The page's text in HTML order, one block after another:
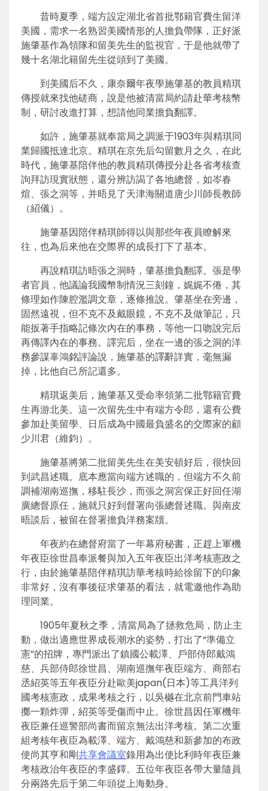
昔時夏季，端方設定湖北省首批鄂籍官費生留洋
美國，需求一名熟習美國情形的人擔負帶隊，正好派
施肇基作為領隊和留美先生的監視官，于是他就帶了
幾十名湖北籍留先生從頭到了美國。
到美國后不久，康奈爾年夜學施肇基的教員精琪
傳授就來找他磋商，說是他被清當局約請赴華考核幣
制，研討改進打算，想請他同業擔負翻譯。
如許，施肇基就奉當局之調派于1903年與精琪同
業歸國抵達北京。精琪在京先后勾留數月之久，在此
時代，施肇基陪伴他的教員精琪傳授分赴各省考核查
詢拜訪現實狀態，還分辨訪謁了各地總督，如岑春
煊、張之洞等，并晤見了天津海關道唐少川師長教師
（紹儀）。
施肇基因陪伴精琪師得以與那些年夜員瞭解來
往，也為后來他在交際界的成長打下了基本。
再說精琪訪晤張之洞時，肇基擔負翻譯。張是學
者官員，他議論我國幣制情況三刻鐘，娓娓不倦，其
條理如作陳腔濫調文章，逐條推說。肇基坐在旁邊，
固然遠視，但不克不及戴眼鏡，不克不及做筆記，只
能扳著手指略記條次內在的事務，等他一口吻說完后
再傳譯內在的事務。譯完后，坐在一邊的張之洞的洋
務參謀辜鴻銘評論說，施肇基的譯辭詳實，毫無漏
掉，比他自己所記還多。
精琪返美后，施肇基又受命率領第二批鄂籍官費
生再游北美。這一次留先生中有端方令郎，還有公費
參加赴美留學、日后成為中國最負盛名的交際家的顧
少川君（維鈞）。
施肇基將第二批留美先生在美安頓好后，很快回
到武昌述職。底本應當向端方述職的，但端方不久前
調補湖南巡撫，移駐長沙，而張之洞宮保正好回任湖
廣總督原任，施就只好到督署向張總督述職。與南皮
晤談后，被留在督署擔負洋務案牘。
年夜約在總督府當了一年幕府秘書，正趕上軍機
年夜臣徐世昌奉派餐與加入五年夜臣出洋考核憲政之
行，由於施肇基陪伴精琪訪華考核時給徐留下的印象
非常好，沒有事後征求肇基的看法，就電邀他作為助
理同業。
1905年夏秋之季，清當局為了拯救危局，防止主
動，做出適應世界成長潮水的姿勢，打出了“準備立
憲”的招牌，專門派出了鎮國公載澤、戶部侍郎戴鴻
慈、兵部侍郎徐世昌、湖南巡撫年夜臣端方、商部右
丞紹英等五年夜臣分赴歐美japan(日本)等工具洋列
國考核憲政，成果考核之行，以吳樾在北京前門車站
擲一顆炸彈，紹英等受傷而中止。徐世昌因任軍機年
夜臣兼任巡警部尚書而留京無法出洋考核。第二次重
組考核年夜臣為載澤、端方、戴鴻慈和新參加的布政
使尚其亨和剛共享會議室錄用為出使比利時年夜臣兼
考核政治年夜臣的李盛鐸。五位年夜臣各帶大量隨員
分兩路先后于第二年頭從上海動身。